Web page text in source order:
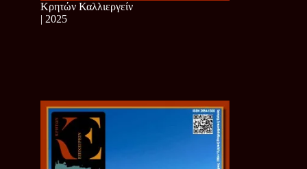
Κρητών Καλλιεργείν
| 2025